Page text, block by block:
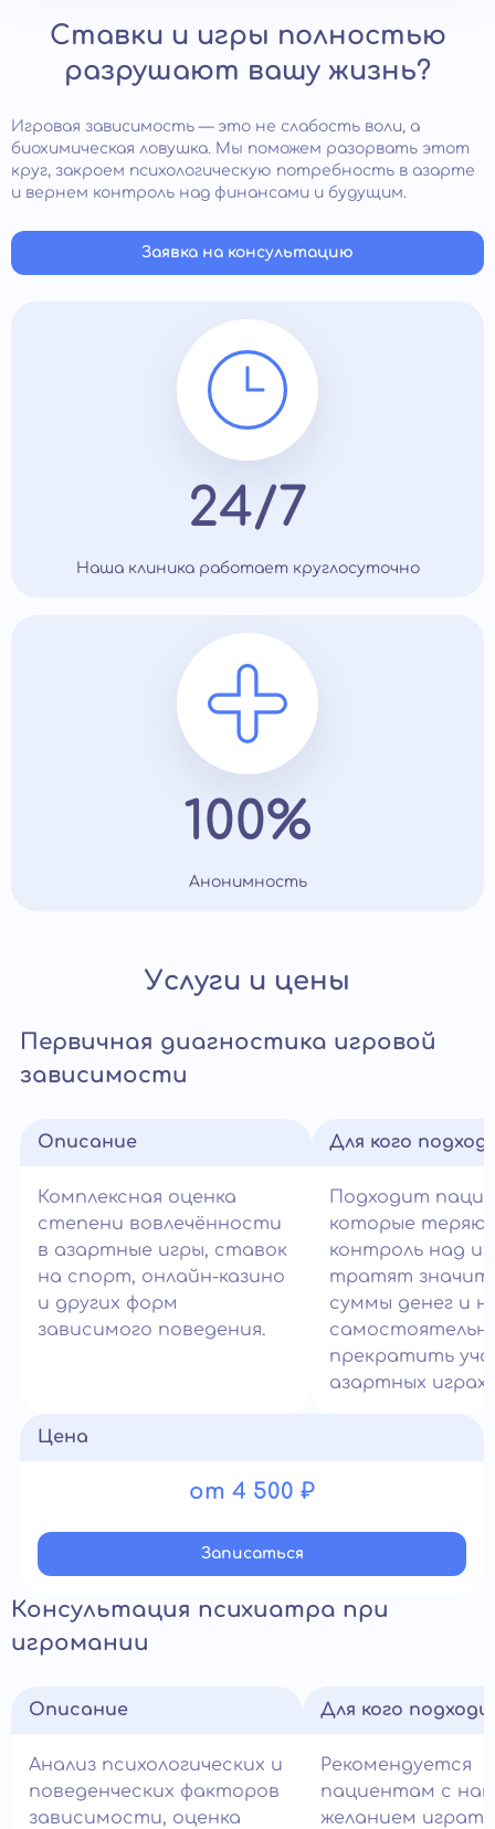
Ставки и игры полностью
разрушают вашу жизнь?
Игровая зависимость — это не слабость воли, а
биохимическая ловушка. Мы поможем разорвать этот
круг, закроем психологическую потребность в азарте
и вернем контроль над финансами и будущим.
Заявка на консультацию
24/7
Наша клиника работает круглосуточно
100%
Анонимность
Услуги и цены
Первичная диагностика игровой
зависимости
Описание
Комплексная оценка
степени вовлечённости
в азартные игры, ставок
на спорт, онлайн-казино
и других форм
зависимого поведения.
Для кого
Подходит
которые
контроль над
тратят
суммы денег и
прекратить
азартных играх.
Цена
от 4 500 ₽
Записатьcя
Консультация психиатра при
игромании
Описание
Анализ психологических и
поведенческих факторов
зависимости, оценка
Для кого
Рекомендуется
пациентам с
желанием